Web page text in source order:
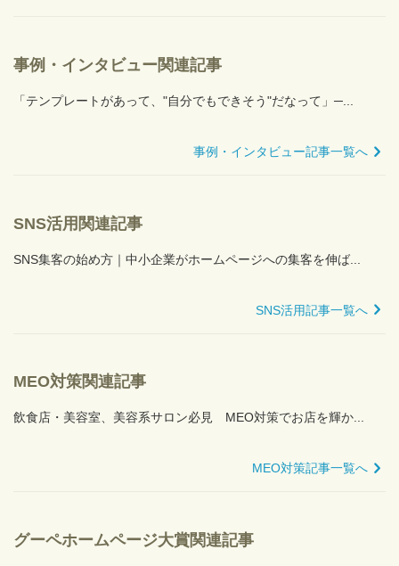
事例・インタビュー関連記事
「テンプレートがあって、"自分でもできそう"だなって」─...
事例・インタビュー記事一覧へ
SNS活用関連記事
SNS集客の始め方｜中小企業がホームページへの集客を伸ば...
SNS活用記事一覧へ
MEO対策関連記事
飲食店・美容室、美容系サロン必見 MEO対策でお店を輝か...
MEO対策記事一覧へ
グーペホームページ大賞関連記事